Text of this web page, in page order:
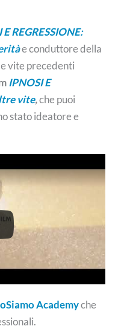
REGRESSIONE:
e conduttore della
vite precedenti
IPNOSI E
vite,che puoi
stato ideatore e
Academyche